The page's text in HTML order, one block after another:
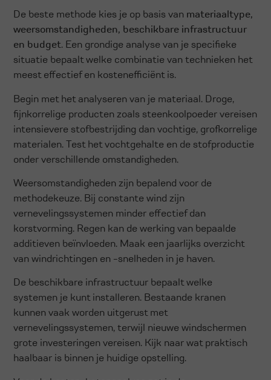
De beste methode kies je op basis van materiaaltype,
weersomstandigheden, beschikbare infrastructuur
en budget. Een grondige analyse van je specifieke
situatie bepaalt welke combinatie van technieken het
meest effectief en kostenefficiënt is.
Begin met het analyseren van je materiaal. Droge,
fijnkorrelige producten zoals steenkoolpoeder vereisen
intensievere stofbestrijding dan vochtige, grofkorrelige
materialen. Test het vochtgehalte en de stofproductie
onder verschillende omstandigheden.
Weersomstandigheden zijn bepalend voor de
methodekeuze. Bij constante wind zijn
vernevelingssystemen minder effectief dan
korstvorming. Regen kan de werking van bepaalde
additieven beïnvloeden. Maak een jaarlijks overzicht
van windrichtingen en -snelheden in je haven.
De beschikbare infrastructuur bepaalt welke
systemen je kunt installeren. Bestaande kranen
kunnen vaak worden uitgerust met
vernevelingssystemen, terwijl nieuwe windschermen
grote investeringen vereisen. Kijk naar wat praktisch
haalbaar is binnen je huidige opstelling.